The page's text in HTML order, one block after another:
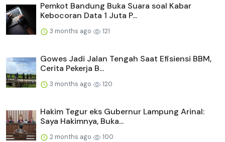
Pemkot Bandung Buka Suara soal Kabar
Kebocoran Data 1 Juta P...
3 months ago 121
Gowes Jadi Jalan Tengah Saat Efisiensi BBM,
Cerita Pekerja B...
3 months ago 120
Hakim Tegur eks Gubernur Lampung Arinal:
Saya Hakimnya, Buka...
2 months ago 100